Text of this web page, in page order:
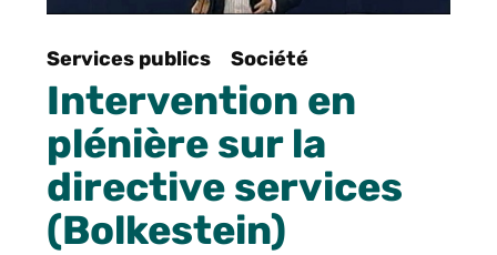
Services publics Société
Intervention en
plénière sur la
directive services
(Bolkestein)